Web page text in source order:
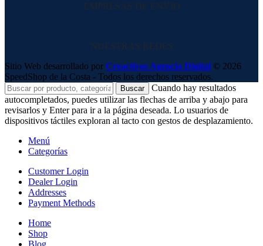
EMPRESAS DE ENVIO
NUESTRAS REDES
Sitio Web desarrollado por Creactivos Agencia Digital © 2026
SpeedShop de la Costa - Todos los derechos reservados.
Buscar
Cuando hay resultados
autocompletados, puedes utilizar las flechas de arriba y abajo para
revisarlos y Enter para ir a la página deseada. Lo usuarios de
dispositivos táctiles exploran al tacto con gestos de desplazamiento.
Menú
Categorías
Customer Login
Dealer Login
Addresses
Payment Methods
Home
Shop
Blog